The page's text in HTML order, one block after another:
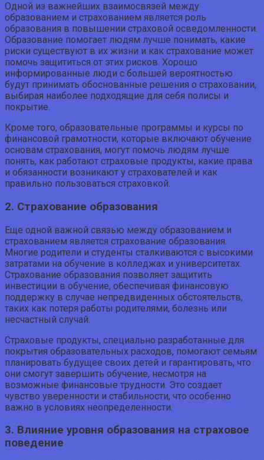
Одной из важнейших взаимосвязей между
образованием и страхованием является роль
образования в повышении страховой осведомленности.
Образование помогает людям лучше понимать, какие
риски существуют в их жизни и как страхование может
помочь защититься от этих рисков. Хорошо
информированные люди с большей вероятностью
будут принимать обоснованные решения о страховании,
выбирая наиболее подходящие для себя полисы и
покрытие.
Кроме того, образовательные программы и курсы по
финансовой грамотности, которые включают обучение
основам страхования, могут помочь людям лучше
понять, как работают страховые продукты, какие права
и обязанности возникают у страхователей и как
правильно пользоваться страховкой.
2. Страхование образования
Еще одной важной связью между образованием и
страхованием является страхование образования.
Многие родители и студенты сталкиваются с высокими
затратами на обучение в колледжах и университетах.
Страхование образования позволяет защитить
инвестиции в обучение, обеспечивая финансовую
поддержку в случае непредвиденных обстоятельств,
таких как потеря работы родителями, болезнь или
несчастный случай.
Страховые продукты, специально разработанные для
покрытия образовательных расходов, помогают семьям
планировать будущее своих детей и гарантировать, что
они смогут завершить обучение, несмотря на
возможные финансовые трудности. Это создает
чувство уверенности и стабильности, что особенно
важно в условиях неопределенности.
3. Влияние уровня образования на страховое
поведение